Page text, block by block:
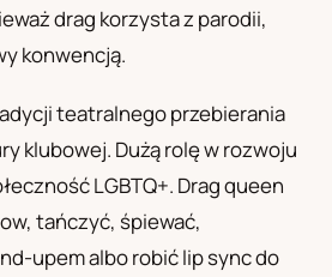
drag korzysta z parodii,
konwencją.
teatralnego przebierania
klubowej. Dużą rolę w rozwoju
LGBTQ+. Drag queen
tańczyć, śpiewać,
upem albo robić lip sync do